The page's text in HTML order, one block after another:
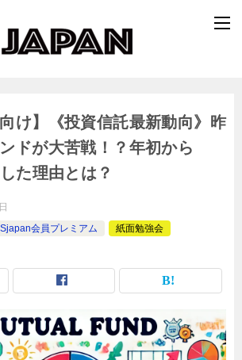
向け】《投資信託最新動向》昨
ドが大苦戦！？年初から
た理由とは？
会員プレミアム
紙面勉強会